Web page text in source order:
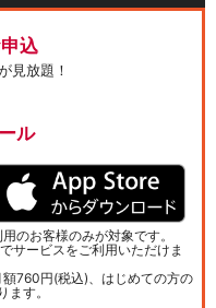
込
見放題！
ル
のお客様のみが対象です。
サービスをご利用いただけま
760円(税込)、はじめての方の
す。